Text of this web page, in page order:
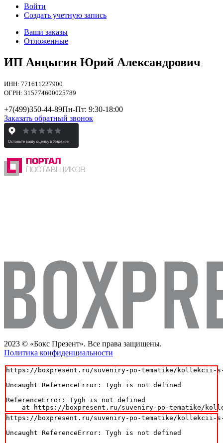
Войти
Создать учетную запись
Ваши заказы
Отложенные
ИП Анцыгин Юрий Александрович
ИНН: 771611227900
ОГРН: 315774600025789
+7(499)350-44-89Пн-Пт: 9:30-18:00
Заказать обратный звонок
2023 © «Бокс Презент». Все права защищены.
Политика конфиденциальности
https://boxpresent.ru/suveniry-po-tematike/kollekcii-s-
Uncaught ReferenceError: Tygh is not defined
ReferenceError: Tygh is not defined
at https://boxpresent.ru/suveniry-po-tematike/
https://boxpresent.ru/suveniry-po-tematike/kollekcii-s-
Uncaught ReferenceError: Tygh is not defined